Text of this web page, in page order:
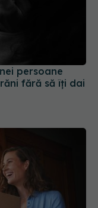
persoane
fără să îți dai